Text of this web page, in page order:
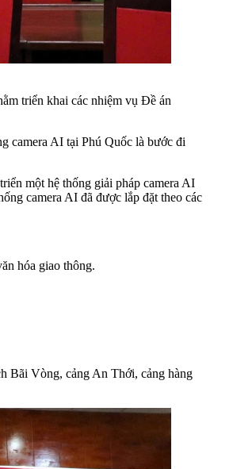
triển khai các nhiệm vụ Đề án
camera AI tại Phú Quốc là bước đi
một hệ thống giải pháp camera AI
camera AI đã được lắp đặt theo các
hóa giao thông.
Bãi Vòng, cảng An Thới, cảng hàng